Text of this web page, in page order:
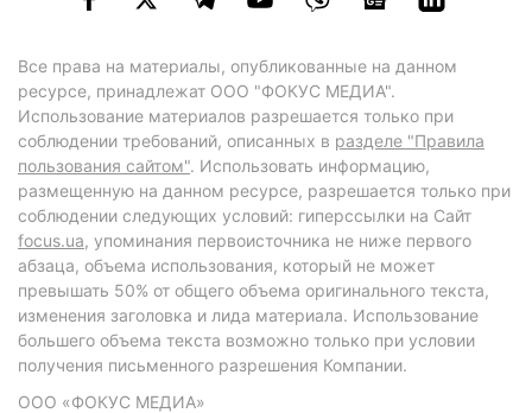
Все права на материалы, опубликованные на данном
ресурсе, принадлежат ООО "ФОКУС МЕДИА".
Использование материалов разрешается только при
соблюдении требований, описанных в разделе "Правила
пользования сайтом". Использовать информацию,
размещенную на данном ресурсе, разрешается только при
соблюдении следующих условий: гиперссылки на Сайт
focus.ua, упоминания первоисточника не ниже первого
абзаца, объема использования, который не может
превышать 50% от общего объема оригинального текста,
изменения заголовка и лида материала. Использование
большего объема текста возможно только при условии
получения письменного разрешения Компании.
ООО «ФОКУС МЕДИА»